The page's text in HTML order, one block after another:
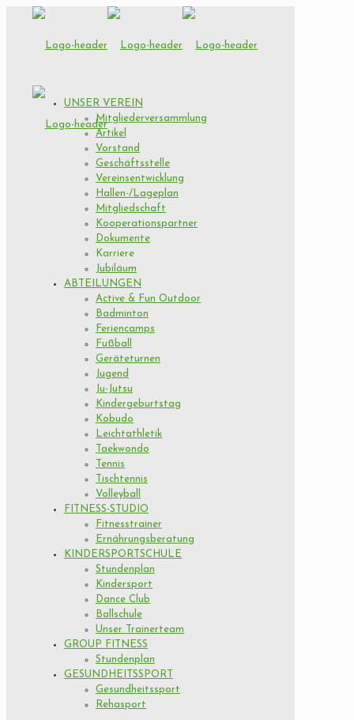
UNSER VEREIN
Mitgliederversammlung
Artikel
Vorstand
Geschäftsstelle
Vereinsentwicklung
Hallen-/Lageplan
Mitgliedschaft
Kooperationspartner
Dokumente
Karriere
Jubiläum
ABTEILUNGEN
Active & Fun Outdoor
Badminton
Feriencamps
Fußball
Geräteturnen
Jugend
Ju-Jutsu
Kindergeburtstag
Kobudo
Leichtathletik
Taekwondo
Tennis
Tischtennis
Volleyball
FITNESS-STUDIO
Fitnesstrainer
Ernährungsberatung
KINDERSPORTSCHULE
Stundenplan
Kindersport
Dance Club
Ballschule
Unser Trainerteam
GROUP FITNESS
Stundenplan
GESUNDHEITSSPORT
Gesundheitssport
Rehasport